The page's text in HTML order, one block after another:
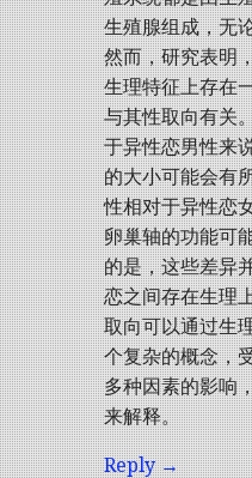
生殖腺组成，无
然而，研究表明
生理特征上存在
与其性取向有关
于异性恋男性来
的大小可能会有
性相对于异性恋
卵巢轴的功能可
的是，这些差异
恋之间存在生理
取向可以通过生
个复杂的概念，
多种因素的影响
来解释。
Reply